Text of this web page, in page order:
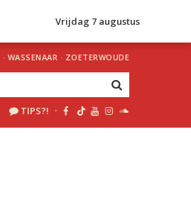
Vrijdag 7 augustus
· WASSENAAR · ZOETERWOUDE
TIPS?! ·